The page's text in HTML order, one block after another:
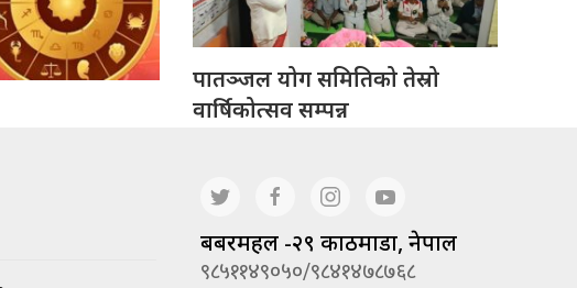
पातञ्जल योग समितिको तेस्रो
वार्षिकोत्सव सम्पन्न
बबरमहल -२९ काठमाडौं, नेपाल
९८५११४९०५०/९८४१४७८७६८